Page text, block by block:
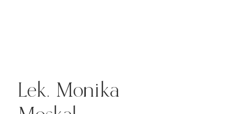
Lek. Monika